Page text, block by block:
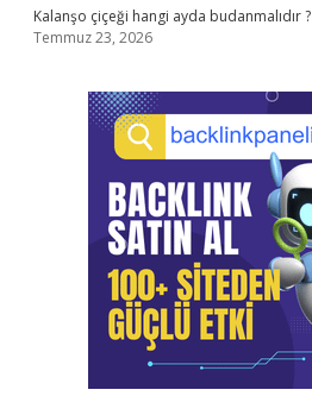
Kalanşo çiçeği hangi ayda budanmalıdır ?
Temmuz 23, 2026